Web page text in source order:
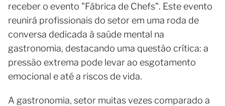
receber o evento "Fábrica de Chefs". Este evento
reunirá profissionais do setor em uma roda de
conversa dedicada à saúde mental na
gastronomia, destacando uma questão crítica: a
pressão extrema pode levar ao esgotamento
emocional e até a riscos de vida.
A gastronomia, setor muitas vezes comparado a